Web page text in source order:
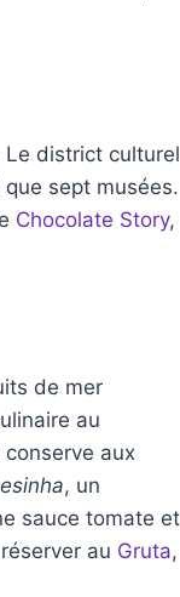
Le district culturel
sept musées.
Chocolate Story,
de mer
au
aux
, un
sauce tomate et
au Gruta,